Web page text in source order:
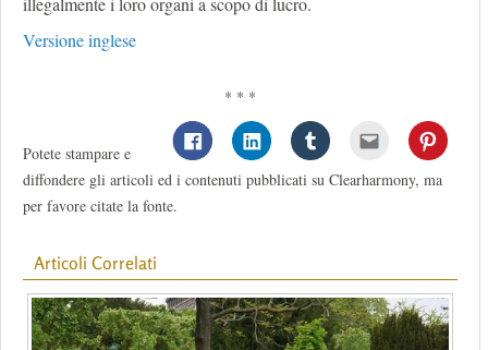
Versione inglese
* * *
Potete stampare e
diffondere gli articoli ed i contenuti pubblicati su Clearharmony, ma
per favore citate la fonte.
Articoli Correlati